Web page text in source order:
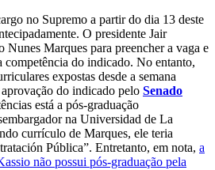
no Supremo a partir do dia 13 deste
O presidente Jair
Marques para preencher a vaga e
competência do indicado. No entanto,
expostas desde a semana
do indicado pelo Senado
está a pós-graduação
na Universidad de La
currículo de Marques, ele teria
Pública”. Entretanto, em nota, a
não possui pós-graduação pela